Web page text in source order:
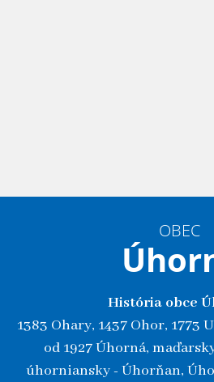
OBEC
História obce
1383 Ohary, 1437 Ohor, 1773
od 1927 Úhorná,
úhorniansky - Úhorňan,